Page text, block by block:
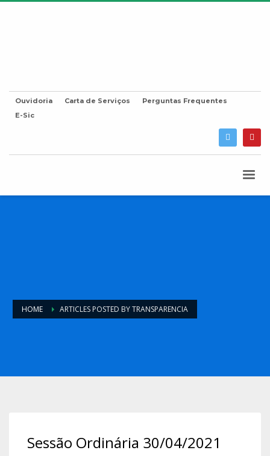
Ouvidoria Carta de Serviços
Perguntas Frequentes
E-Sic
HOME ARTICLES POSTED BY TRANSPARENCIA
Sessão Ordinária 30/04/2021